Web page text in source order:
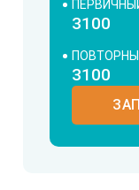
3100
3100